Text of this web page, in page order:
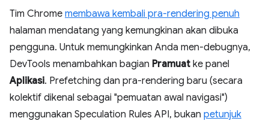
Tim Chrome membawa kembali pra-rendering penuh
halaman mendatang yang kemungkinan akan dibuka
pengguna. Untuk memungkinkan Anda men-debugnya,
DevTools menambahkan bagian Pramuat ke panel
Aplikasi. Prefetching dan pra-rendering baru (secara
kolektif dikenal sebagai "pemuatan awal navigasi")
menggunakan Speculation Rules API, bukan petunjuk